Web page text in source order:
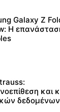
Galaxy Z
Η
και
δεδομένων